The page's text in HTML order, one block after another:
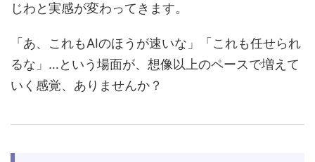
じわと実感が変わってきます。
「あ、これもAIのほうが速いな」「これも任せられ
るな」…という場面が、想像以上のペースで増えて
いく感覚、ありませんか？